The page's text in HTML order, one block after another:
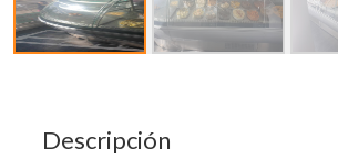
Descripción